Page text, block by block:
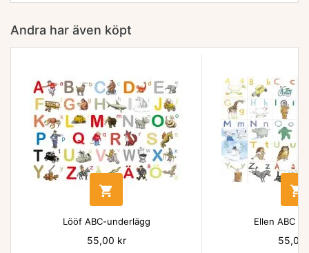
Andra har även köpt

Lööf ABC-underlägg
Pris
55,00 kr

Ellen ABC
Pris
55,00